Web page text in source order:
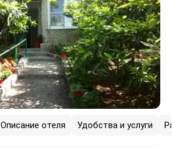
Описание отеля Удобства и услуги